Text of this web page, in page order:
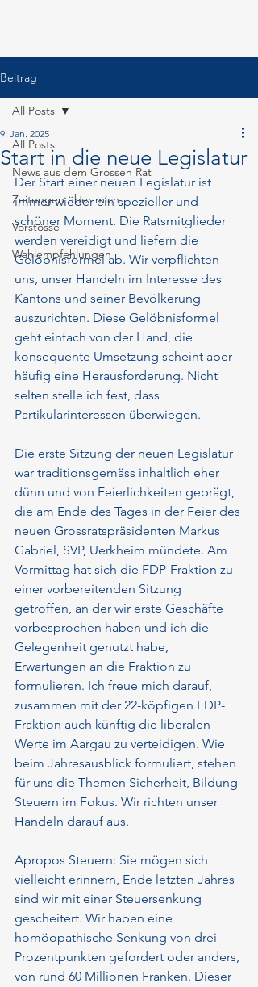
Beitrag
All Posts
News aus dem Grossen Rat
Zeitungen über mich
Vorstösse
Wahlempfehlungen
All Posts
Start in die neue Legislatur
9. Jan. 2025
Der Start einer neuen Legislatur ist
immer wieder ein spezieller und
schöner Moment. Die Ratsmitglieder
werden vereidigt und liefern die
Gelöbnisformel ab. Wir verpflichten
uns, unser Handeln im Interesse des
Kantons und seiner Bevölkerung
auszurichten. Diese Gelöbnisformel
geht einfach von der Hand, die
konsequente Umsetzung scheint aber
häufig eine Herausforderung. Nicht
selten stelle ich fest, dass
Partikularinteressen überwiegen.
Die erste Sitzung der neuen Legislatur
war traditionsgemäss inhaltlich eher
dünn und von Feierlichkeiten geprägt,
die am Ende des Tages in der Feier des
neuen Grossratspräsidenten Markus
Gabriel, SVP, Uerkheim mündete. Am
Vormittag hat sich die FDP-Fraktion zu
einer vorbereitenden Sitzung
getroffen, an der wir erste Geschäfte
vorbesprochen haben und ich die
Gelegenheit genutzt habe,
Erwartungen an die Fraktion zu
formulieren. Ich freue mich darauf,
zusammen mit der 22-köpfigen FDP-
Fraktion auch künftig die liberalen
Werte im Aargau zu verteidigen. Wie
beim Jahresausblick formuliert, stehen
für uns die Themen Sicherheit, Bildung
Steuern im Fokus. Wir richten unser
Handeln darauf aus.
Apropos Steuern: Sie mögen sich
vielleicht erinnern, Ende letzten Jahres
sind wir mit einer Steuersenkung
gescheitert. Wir haben eine
homöopathische Senkung von drei
Prozentpunkten gefordert oder anders,
von rund 60 Millionen Franken. Dieser